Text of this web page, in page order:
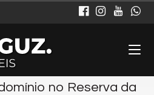
no Reserva da